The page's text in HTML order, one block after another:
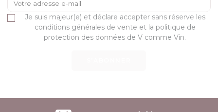
Je suis majeur(e) et déclare accepter sans réserve les
conditions générales de vente et la politique de
protection des données de V comme Vin.